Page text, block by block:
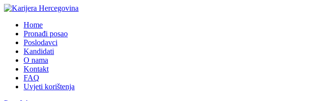
Home
Pronađi posao
Poslodavci
Kandidati
O nama
Kontakt
FAQ
Uvjeti korištenja